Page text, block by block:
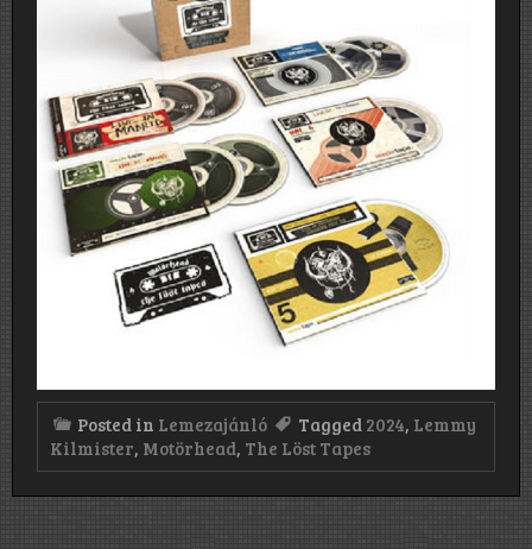
Posted in Lemezajánló Tagged 2024, Lemmy
Kilmister, Motörhead, The Löst Tapes